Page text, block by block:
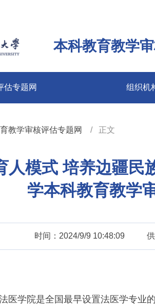
本科教育教学
估专题网 组织机
教学审核评估专题网 正文
人模式 培养边疆
学本科教育教学
时间：2024/9/9 10:48:09
医学院是全国最早设置法医学专业